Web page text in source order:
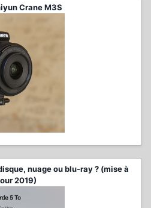
Crane M3S
nuage ou blu-ray ? (mise à
2019)